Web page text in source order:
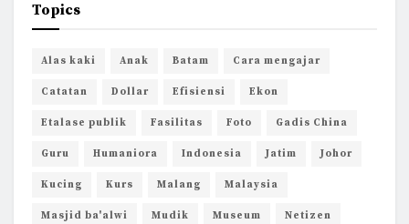
Topics
Alas kaki Anak Batam Cara mengajar
Catatan Dollar Efisiensi Ekon
Etalase publik Fasilitas Foto Gadis China
Guru Humaniora Indonesia Jatim Johor
Kucing Kurs Malang Malaysia
Masjid ba'alwi Mudik Museum Netizen